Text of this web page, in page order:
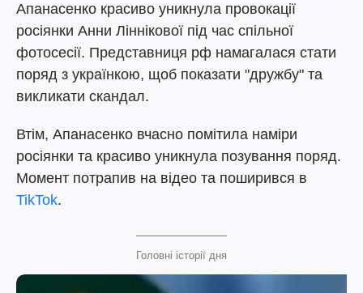
Апанасенко красиво уникнула провокації
росіянки Анни Ліннікової під час спільної
фотосесії. Представниця рф намагалася стати
поряд з українкою, щоб показати "дружбу" та
викликати скандал.
Втім, Апанасенко вчасно помітила наміри
росіянки та красиво уникнула позування поряд.
Момент потрапив на відео та поширився в
TikTok.
Головні історії дня